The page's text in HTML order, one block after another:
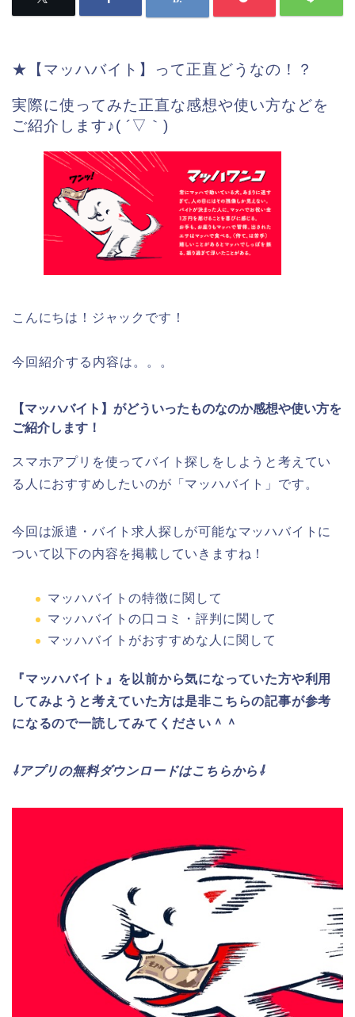
★【マッハバイト】って正直どうなの！？
実際に使ってみた正直な感想や使い方などを
ご紹介します♪( ´▽｀)
こんにちは！ジャックです！
今回紹介する内容は。。。
【マッハバイト】がどういったものなのか感想や使い方を
ご紹介します！
スマホアプリを使ってバイト探しをしようと考えてい
る人におすすめしたいのが「マッハバイト」です。
今回は派遣・バイト求人探しが可能なマッハバイトに
ついて以下の内容を掲載していきますね！
マッハバイトの特徴に関して
マッハバイトの口コミ・評判に関して
マッハバイトがおすすめな人に関して
『マッハバイト』を以前から気になっていた方や利用
してみようと考えていた方は是非こちらの記事が参考
になるので一読してみてください＾＾
⇩アプリの無料ダウンロードはこちらから⇩